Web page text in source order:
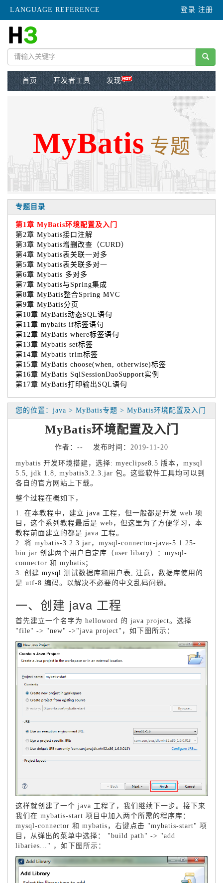
LANGUAGE REFERENCE 登录 注册
首页 开发者工具 发现
MyBatis 专题
专题目录
第1章 MyBatis环境配置及入门
第2章 Mybatis接口注解
第3章 Mybatis增删改查（CURD）
第4章 Mybatis表关联一对多
第5章 Mybatis表关联多对一
第6章 Mybatis 多对多
第7章 Mybatis与Spring集成
第8章 MyBatis整合Spring MVC
第9章 MyBatis分页
第10章 MyBatis动态SQL语句
第11章 mybaits if标签语句
第12章 MyBatis where标签语句
第13章 Mybatis set标签
第14章 Mybatis trim标签
第15章 MyBatis choose(when, otherwise)标签
第16章 MyBatis SqlSessionDaoSupport实例
第17章 MyBatis打印输出SQL语句
您的位置：java > MyBatis专题 > MyBatis环境配置及入门
MyBatis环境配置及入门
作者：-- 发布时间：2019-11-20
mybatis 开发环境搭建，选择: myeclipse8.5 版本，mysql
5.5, jdk 1.8, mybatis3.2.3.jar 包。这些软件工具均可以到
各自的官方网站上下载。
整个过程在概如下，
1. 在本教程中，建立 java 工程，但一般都是开发 web 项
目，这个系列教程最后是 web，但这里为了方便学习，本
教程前面建立的都是 java 工程。
2. 将 mybatis-3.2.3.jar，mysql-connector-java-5.1.25-
bin.jar 创建两个用户自定库（user libary）：mysql-
connector 和 mybatis；
3. 创建 mysql 测试数据库和用户表, 注意，数据库使用的
是 utf-8 编码。以解决不必要的中文乱码问题。
一、创建 java 工程
首先建立一个名字为 helloword 的 java project。选择
"file" -> "new" ->"java project"，如下图所示：
这样就创建了一个 java 工程了，我们继续下一步。接下来
我们在 mybatis-start 项目中加入两个所需的程序库：
mysql-connector 和 mybatis，右键点击 "mybatis-start" 项
目，从弹出的菜单中选择：
"build path" -> "add
libaries..." ，如下图所示：